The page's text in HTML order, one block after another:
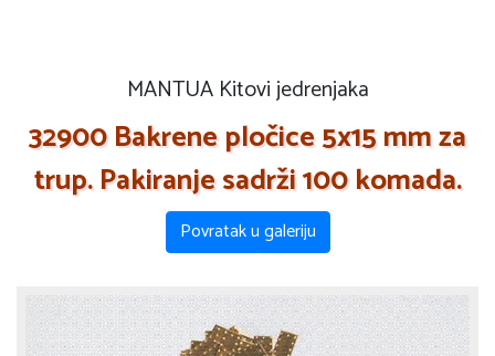
MANTUA Kitovi jedrenjaka
32900 Bakrene pločice 5x15 mm za
trup. Pakiranje sadrži 100 komada.
Povratak u galeriju